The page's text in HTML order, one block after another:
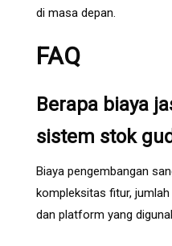
di masa depan.
FAQ
Berapa biaya
sistem stok
Biaya pengembangan
kompleksitas fitur,
dan platform yang